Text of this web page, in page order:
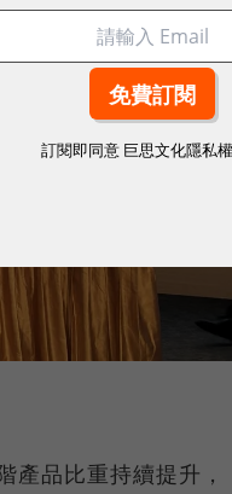
產品比重持續提升，
訂閱即同意 巨思文化隱私